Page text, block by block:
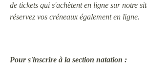
de tickets qui s'achètent en ligne sur notre
réservez vos créneaux également en ligne.
Pour s'inscrire à la section natation :